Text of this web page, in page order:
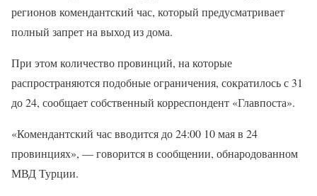
регионов комендантский час, который предусматривает
полный запрет на выход из дома.
При этом количество провинций, на которые
распространяются подобные ограничения, сократилось с 31
до 24, сообщает собственный корреспондент «Главпоста».
«Комендантский час вводится до 24:00 10 мая в 24
провинциях», — говорится в сообщении, обнародованном
МВД Турции.